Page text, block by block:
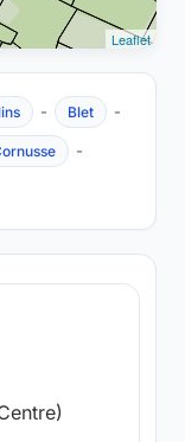
Leaflet
- Blet -
-